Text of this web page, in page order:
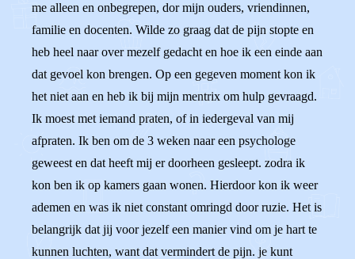
me alleen en onbegrepen, dor mijn ouders, vriendinnen,
familie en docenten. Wilde zo graag dat de pijn stopte en
heb heel naar over mezelf gedacht en hoe ik een einde aan
dat gevoel kon brengen. Op een gegeven moment kon ik
het niet aan en heb ik bij mijn mentrix om hulp gevraagd.
Ik moest met iemand praten, of in iedergeval van mij
afpraten. Ik ben om de 3 weken naar een psychologe
geweest en dat heeft mij er doorheen gesleept. zodra ik
kon ben ik op kamers gaan wonen. Hierdoor kon ik weer
ademen en was ik niet constant omringd door ruzie. Het is
belangrijk dat jij voor jezelf een manier vind om je hart te
kunnen luchten, want dat vermindert de pijn. je kunt